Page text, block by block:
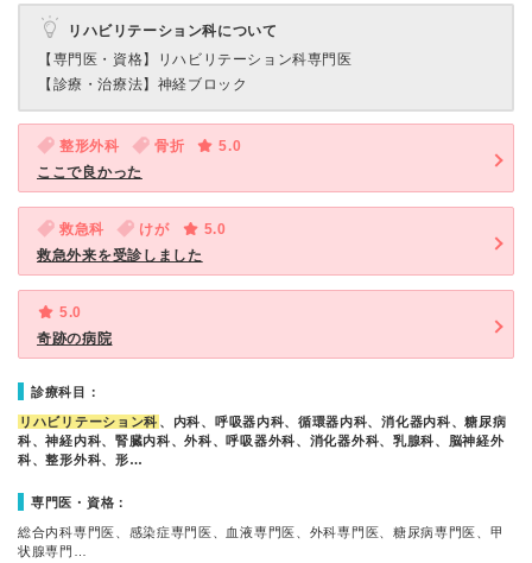
リハビリテーション科について
【専門医・資格】
リハビリテーション科専門医
【診療・治療法】 神経ブロック
整形外科 骨折
5.0
ここで良かった
救急科 けが
5.0
救急外来を受診しました
5.0
奇跡の病院
診療科目：
リハビリテーション科 、内科、呼吸器内科、循環器内科、消化器内科、糖尿病
科、神経内科、腎臓内科、外科、呼吸器外科、消化器外科、乳腺科、脳神経外
科、整形外科、形…
専門医・資格：
総合内科専門医、感染症専門医、血液専門医、外科専門医、糖尿病専門医、甲
状腺専門…